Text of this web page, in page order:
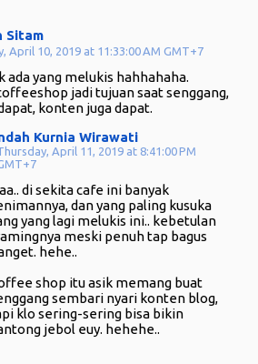
Sitam
April 10, 2019 at 11:33:00 AM GMT+7
ada yang melukis hahhahaha.
jadi tujuan saat senggang,
konten juga dapat.
Kurnia Wirawati
April 11, 2019 at 8:41:00 PM
di sekita cafe ini banyak
dan yang paling kusuka
yang lagi melukis ini.. kebetulan
meski penuh tap bagus
hehe..
shop itu asik memang buat
sembari nyari konten blog,
klo sering-sering bisa bikin
jebol euy. hehehe..